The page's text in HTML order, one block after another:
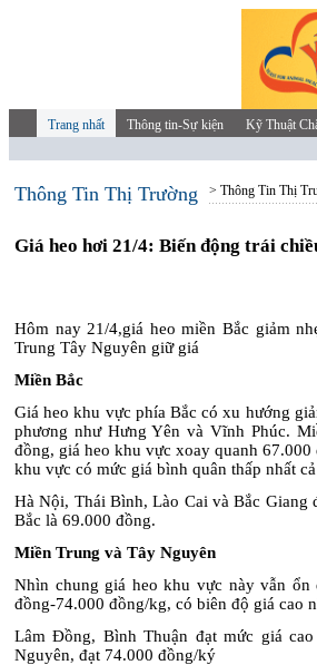
Trang nhất Thông tin-Sự kiện Kỹ Thuật
Thông Tin Thị Trường > Thông Tin Thị
Giá heo hơi 21/4: Biến động trái
Hôm nay 21/4,giá heo miền Bắc giảm
Trung Tây Nguyên giữ giá
Miền Bắc
Giá heo khu vực phía Bắc có xu hướng
phương như Hưng Yên và Vĩnh Phúc.
đồng, giá heo khu vực xoay quanh
khu vực có mức giá bình quân thấp nhất
Hà Nội, Thái Bình, Lào Cai và Bắc
Bắc là 69.000 đồng.
Miền Trung và Tây Nguyên
Nhìn chung giá heo khu vực này vẫn
đồng-74.000 đồng/kg, có biên độ giá cao
Lâm Đồng, Bình Thuận đạt mức giá
Nguyên, đạt 74.000 đồng/ký